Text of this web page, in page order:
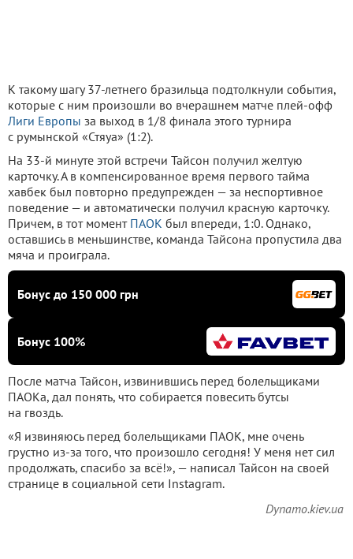
К такому шагу 37-летнего бразильца подтолкнули события,
которые с ним произошли во вчерашнем матче плей-офф
Лиги Европы за выход в 1/8 финала этого турнира
с румынской «Стяуа» (1:2).
На 33-й минуте этой встречи Тайсон получил желтую
карточку. А в компенсированное время первого тайма
хавбек был повторно предупрежден — за неспортивное
поведение — и автоматически получил красную карточку.
Причем, в тот момент ПАОК был впереди, 1:0. Однако,
оставшись в меньшинстве, команда Тайсона пропустила два
мяча и проиграла.
Бонус до 150 000 грн
Бонус 100%
После матча Тайсон, извинившись перед болельщиками
ПАОКа, дал понять, что собирается повесить бутсы
на гвоздь.
«Я извиняюсь перед болельщиками ПАОК, мне очень
грустно из-за того, что произошло сегодня! У меня нет сил
продолжать, спасибо за всё!», — написал Тайсон на своей
странице в социальной сети Instagram.
Dynamo.kiev.ua